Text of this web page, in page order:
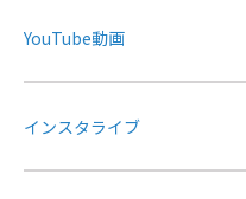
YouTube動画
インスタライブ